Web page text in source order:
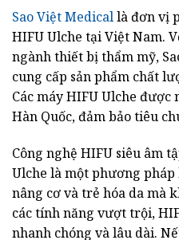
Sao Việt Medicallà đơn vị
HIFU Ulche tại Việt Nam.
ngành thiết bị thẩm mỹ,
cung cấp sản phẩm chất
Các máy HIFU Ulche
Hàn Quốc, đảm bảo tiêu
Công nghệ HIFU siêu âm
Ulche là một phương pháp
nâng cơ và trẻ hóa da mà
các tính năng vượt trội,
nhanh chóng và lâu dài.